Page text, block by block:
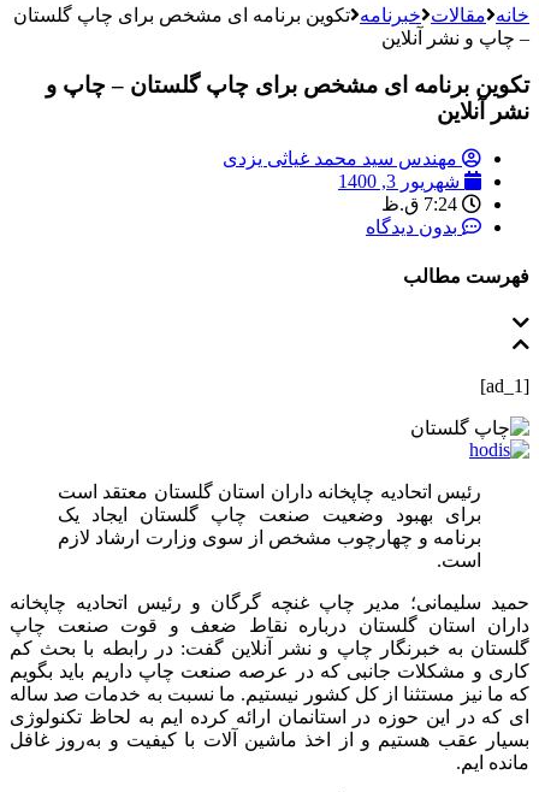
خانه مقالات خبرنامه تکوین برنامه‌ ای مشخص برای چاپ گلستان
– چاپ و نشر آنلاین
تکوین برنامه‌ ای مشخص برای چاپ گلستان – چاپ و
نشر آنلاین
مهندس سید محمد غیاثی یزدی
شهریور 3, 1400
7:24 ق.ظ
بدون دیدگاه
فهرست مطالب
[ad_1]
رئیس اتحادیه چاپخانه‌ داران استان گلستان معتقد است
برای بهبود وضعیت صنعت چاپ گلستان ایجاد یک
برنامه و چهارچوب مشخص از سوی وزارت ارشاد لازم
است.
حمید سلیمانی؛ مدیر چاپ غنچه گرگان و رئیس اتحادیه چاپخانه‌
داران استان گلستان درباره نقاط ضعف و قوت صنعت چاپ
گلستان به خبرنگار چاپ و نشر آنلاین گفت: در رابطه با بحث کم‌
کاری و مشکلات جانبی که در عرصه صنعت چاپ داریم باید بگویم
که ما نیز مستثنا از کل کشور نیستیم. ما نسبت به خدمات صد ساله‌
ای که در این حوزه در استانمان ارائه کرده‌ ایم به لحاظ تکنولوژی
بسیار عقب هستیم و از اخذ ماشین‌ آلات با کیفیت و به‌روز غافل
مانده‌ ایم.